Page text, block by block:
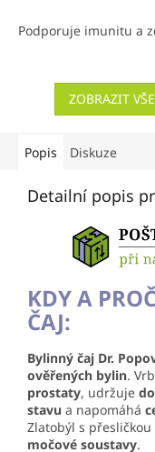
Podporuje imunitu a
ZOBRAZIT
Popis Diskuze
Detailní popis
KDY A
ČAJ:
Bylinný čaj Dr.
ověřených bylin.
prostaty, udržuje
stavu a napomáhá
Zlatobýl s
močové soustavy.